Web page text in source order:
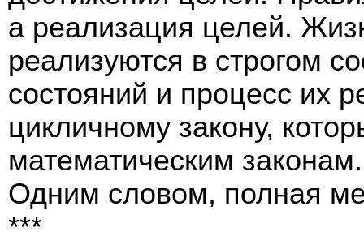
а реализация целей.
реализуются в строгом
состояний и процесс их
цикличному закону,
математическим законам.
Одним словом, полная
***